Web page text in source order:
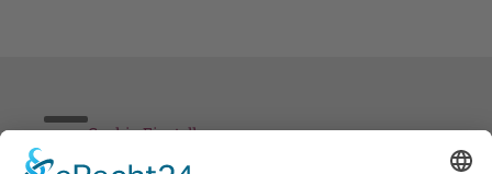
Cookie-Einstellungen